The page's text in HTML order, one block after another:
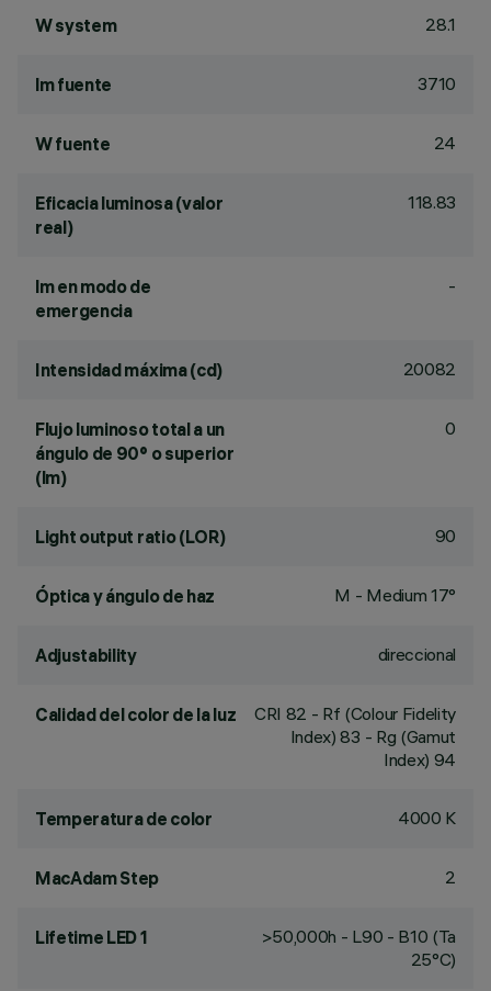
W system 28.1
lm fuente 3710
W fuente 24
Eficacia luminosa (valor
real)
118.83
lm en modo de
emergencia
-
Intensidad máxima (cd) 20082
Flujo luminoso total a un
ángulo de 90° o superior
(lm)
0
Light output ratio (LOR) 90
Óptica y ángulo de haz M - Medium 17°
Adjustability direccional
Calidad del color de la luz CRI 82 - Rf (Colour Fidelity
Index) 83 - Rg (Gamut
Index) 94
Temperatura de color 4000 K
MacAdam Step 2
Lifetime LED 1
>50,000h - L90 - B10 (Ta
25°C)